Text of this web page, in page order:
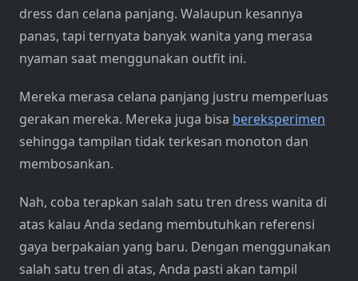
dress dan celana panjang. Walaupun kesannya
panas, tapi ternyata banyak wanita yang merasa
nyaman saat menggunakan outfit ini.
Mereka merasa celana panjang justru memperluas
gerakan mereka. Mereka juga bisa bereksperimen
sehingga tampilan tidak terkesan monoton dan
membosankan.
Nah, coba terapkan salah satu tren dress wanita di
atas kalau Anda sedang membutuhkan referensi
gaya berpakaian yang baru. Dengan menggunakan
salah satu tren di atas, Anda pasti akan tampil